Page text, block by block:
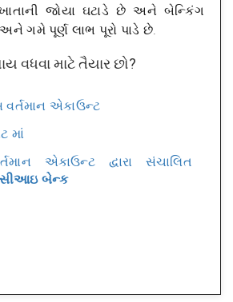
જોયા ઘટાડે છે અને બેન્કિંગ
ગમે પૂર્ણ લાભ પૂરો પાડે છે.
વધવા માટે તૈયાર છો?
વર્તમાન એકાઉન્ટ
માં
એકાઉન્ટ દ્વારા સંચાલિત
બેન્ક